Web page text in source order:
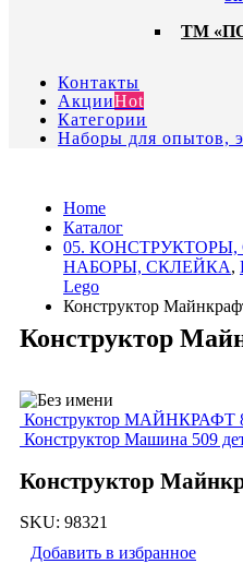
ТМ
Контакты
АкцииHot
Категории
Наборы для опытов,
Home
Каталог
05.
НАБОРЫ, СКЛЕЙКА,
Lego
Конструктор
Конструктор
Конструктор МАЙНКРАФТ
Конструктор Машина 509
Конструктор
SKU: 98321
Добавить в избранное